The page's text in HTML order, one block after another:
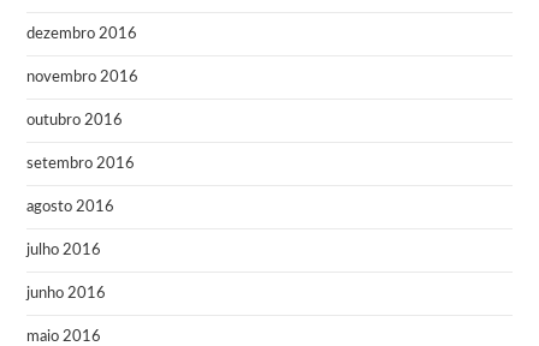
dezembro 2016
novembro 2016
outubro 2016
setembro 2016
agosto 2016
julho 2016
junho 2016
maio 2016